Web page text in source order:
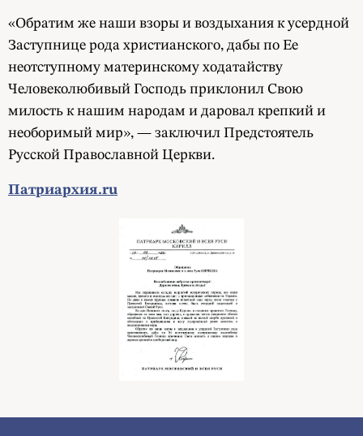
«Обратим же наши взоры и воздыхания к усердной
Заступнице рода христианского, дабы по Ее
неотступному материнскому ходатайству
Человеколюбивый Господь приклонил Свою
милость к нашим народам и даровал крепкий и
необоримый мир», — заключил Предстоятель
Русской Православной Церкви.
Патриархия.ru